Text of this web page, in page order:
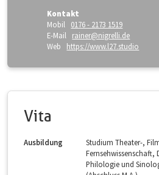
Kontakt
Mobil
0176 - 2173 1519
E-Mail
rainer@nigrelli.de
Web
https://www.l27.studio
Vita
Ausbildung
Studium Theater-,
Fernsehwissenschaft,
Philologie und